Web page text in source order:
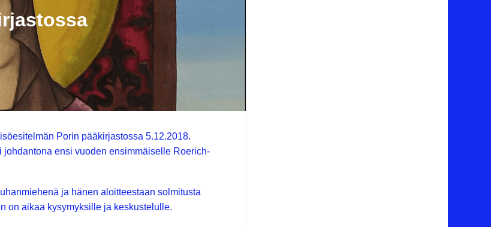
Porin pääkirjastossa 5.12.2018.
ensi vuoden ensimmäiselle Roerich-
ja hänen aloitteestaan solmitusta
on aikaa kysymyksille ja keskustelulle.